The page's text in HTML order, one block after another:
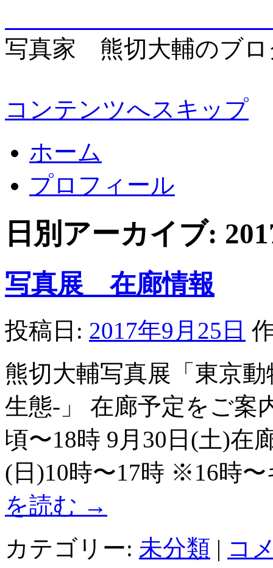
写真家 熊切大輔のブロ
コンテンツへスキップ
ホーム
プロフィール
日別アーカイブ:
写真展 在廊情報
投稿日: 2017年9月25日
熊切大輔写真展「東京
生態-」 在廊予定をご案
頃〜18時 9月30日(土)在
(日)10時〜17時 ※16時
を読む →
カテゴリー: 未分類 | コ